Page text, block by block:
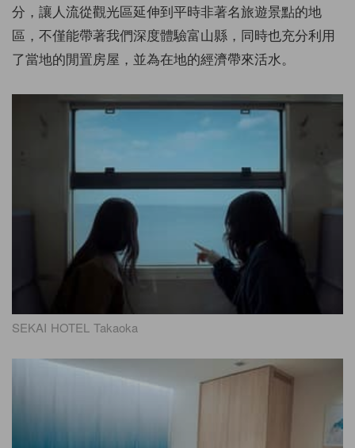
分，讓人流從觀光區延伸到平時非著名旅遊景點的地
區，不僅能帶著我們深度體驗富山縣，同時也充分利用
了當地的閒置房屋，並為在地的經濟帶來活水。
SEKAI HOTEL Takaoka